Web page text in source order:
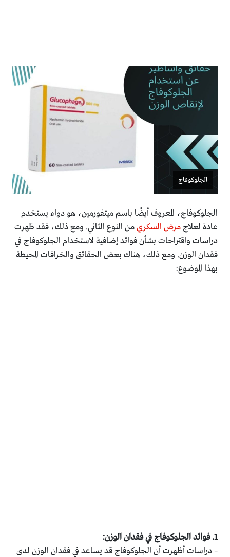
الجلوكوفاج
الجلوكوفاج، المعروف أيضًا باسم ميتفورمين، هو دواء يستخدم
عادة لعلاجمرض السكريمن النوع الثاني. ومع ذلك، فقد ظهرت
دراسات واقتراحات بشأن فوائد إضافية لاستخدام الجلوكوفاج في
فقدان الوزن. ومع ذلك، هناك بعض الحقائق والخرافات المحيطة
بهذا الموضوع:
1. فوائد الجلوكوفاج في فقدان الوزن:
– دراسات أظهرت أن الجلوكوفاج قد يساعد في فقدان الوزن لدى